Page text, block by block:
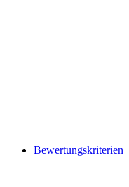
Bewertungskriterien